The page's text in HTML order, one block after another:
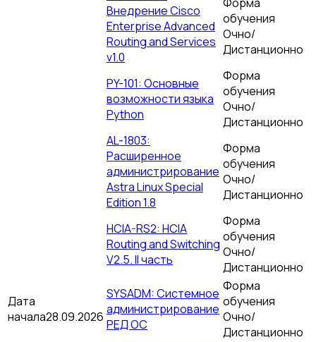
Внедрение Cisco
Enterprise Advanced
Routing and Services
v1.0
обучения
Очно/
Дистанционно
PY-101: Основные
возможности языка
Python
Форма
обучения
Очно/
Дистанционно
AL-1803:
Расширенное
администрирование
Astra Linux Special
Edition 1.8
Форма
обучения
Очно/
Дистанционно
HCIA-RS2: HCIA
Routing and Switching
V2.5. II часть
Форма
обучения
Очно/
Дистанционно
Дата
начала28.09.2026
SYSADM: Системное
администрирование
РЕД ОС
Форма
обучения
Очно/
Дистанционно